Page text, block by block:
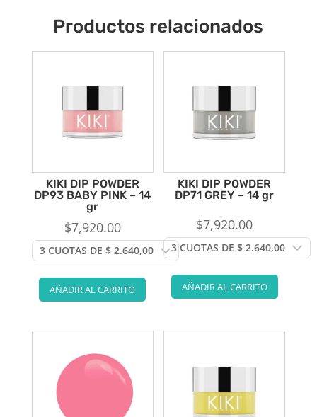
Productos relacionados
KIKI DIP POWDER
DP93 BABY PINK – 14
gr
$7,920.00
AÑADIR AL CARRITO
KIKI DIP POWDER
DP71 GREY – 14 gr
$7,920.00
AÑADIR AL CARRITO